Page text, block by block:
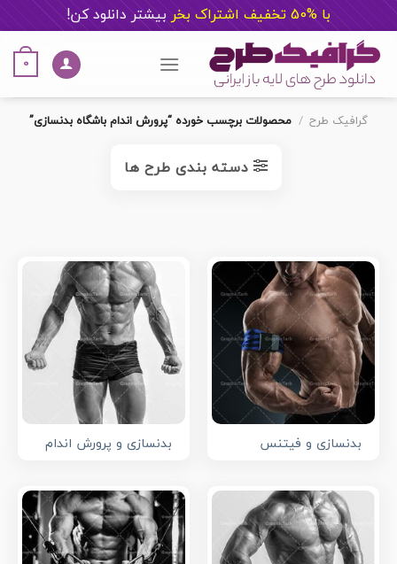
با %50 تخفیف اشتراک بخر بیشتر دانلود کن!
content
0
گرافیک طرح / محصولات برچسب خورده “پرورش اندام باشگاه بدنسازی”
دسته بندی طرح ها
بدنسازی و فیتنس بدنسازی و پرورش اندام